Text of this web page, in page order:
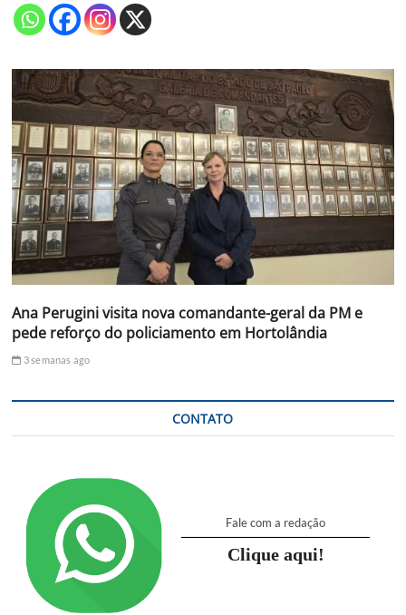
Ana Perugini visita nova comandante-geral da PM e
pede reforço do policiamento em Hortolândia
3 semanas ago
CONTATO
Fale com a redação
Clique aqui!